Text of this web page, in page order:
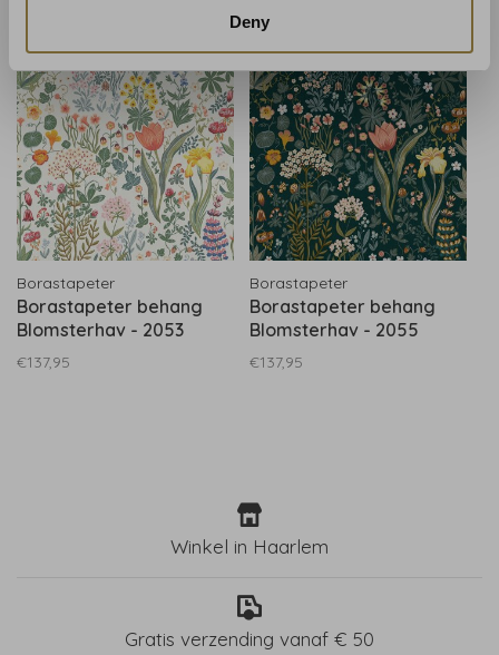
Deny
Gerelateerde producten
Borastapeter
Borastapeter behang
Blomsterhav - 2053
€137,95
Borastapeter
Borastapeter behang
Blomsterhav - 2055
€137,95
Winkel in Haarlem
Gratis verzending vanaf € 50